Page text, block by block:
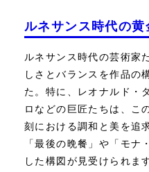
ルネサンス時代の黄
ルネサンス時代の芸術家
しさとバランスを作品の
た。特に、レオナルド・
ロなどの巨匠たちは、こ
刻における調和と美を追
「最後の晩餐」や「モナ
した構図が見受けられま